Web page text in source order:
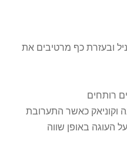
ובעזרת כף מרטיבים את
רותחים
וקוניאק כאשר התערובת
העוגה באופן שווה